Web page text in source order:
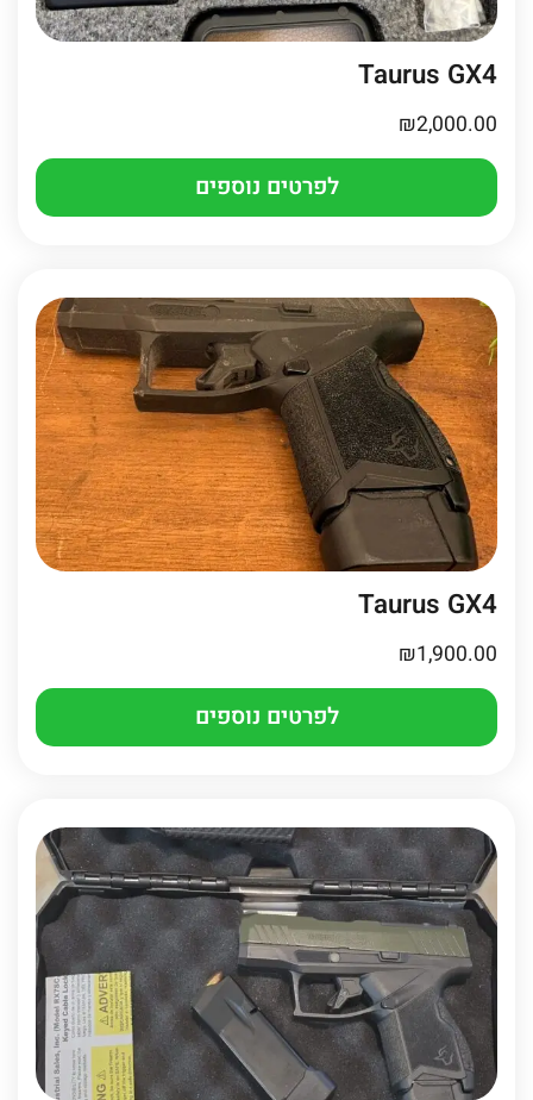
Taurus GX4
₪2,000.00
לפרטים נוספים
Taurus GX4
₪1,900.00
לפרטים נוספים